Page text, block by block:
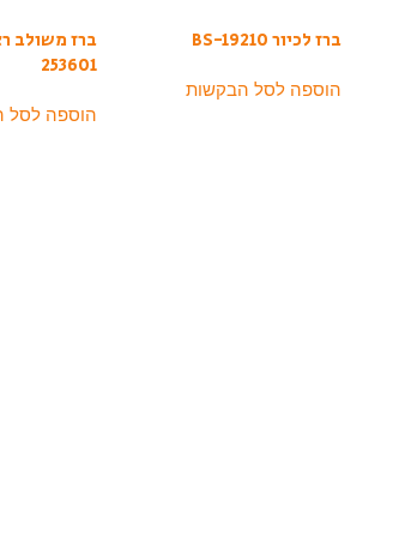
ברז לכיור BS-19210
הוספה לסל הבקשות
253601
הוספה לסל